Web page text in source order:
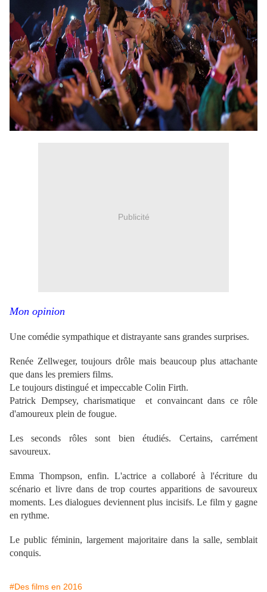
Publicité
Mon opinion
Une comédie sympathique et distrayante sans grandes surprises.
Renée Zellweger, toujours drôle mais beaucoup plus attachante
que dans les premiers films.
Le toujours distingué et impeccable Colin Firth.
Patrick Dempsey, charismatique et convaincant dans ce rôle
d'amoureux plein de fougue.
Les seconds rôles sont bien étudiés. Certains, carrément
savoureux.
Emma Thompson, enfin. L'actrice a collaboré à l'écriture du
scénario et livre dans de trop courtes apparitions de savoureux
moments. Les dialogues deviennent plus incisifs. Le film y gagne
en rythme.
Le public féminin, largement majoritaire dans la salle, semblait
conquis.
#Des films en 2016